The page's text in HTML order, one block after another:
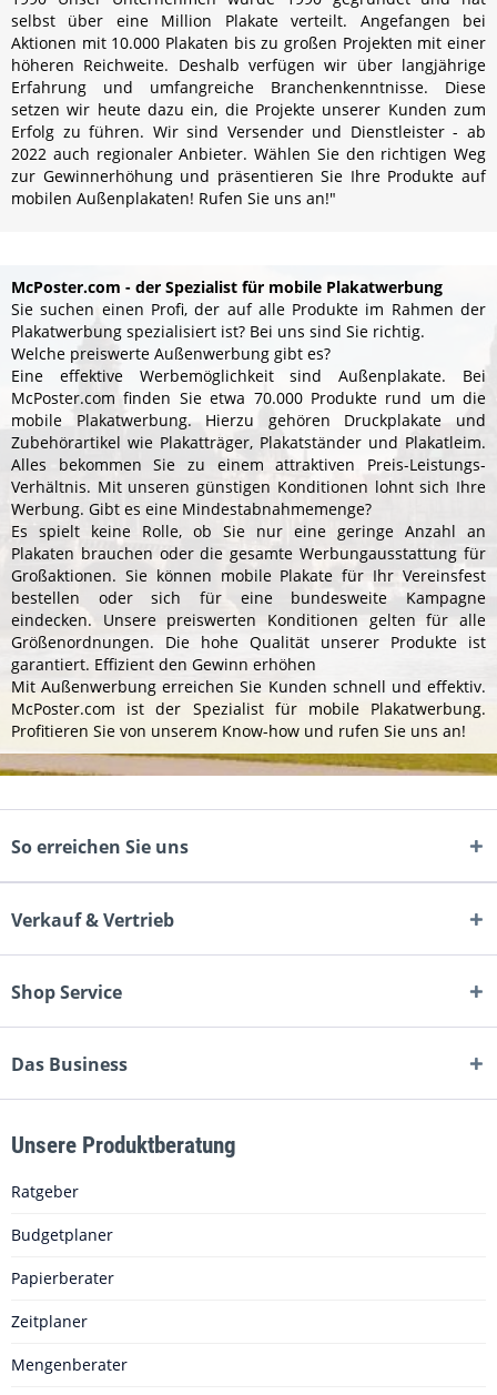
selbst über eine Million Plakate verteilt. Angefangen bei
Aktionen mit 10.000 Plakaten bis zu großen Projekten mit einer
höheren Reichweite. Deshalb verfügen wir über langjährige
Erfahrung und umfangreiche Branchenkenntnisse. Diese
setzen wir heute dazu ein, die Projekte unserer Kunden zum
Erfolg zu führen. Wir sind Versender und Dienstleister - ab
2022 auch regionaler Anbieter. Wählen Sie den richtigen Weg
zur Gewinnerhöhung und präsentieren Sie Ihre Produkte auf
mobilen Außenplakaten! Rufen Sie uns an!"
McPoster.com - der Spezialist für mobile Plakatwerbung
Sie suchen einen Profi, der auf alle Produkte im Rahmen der
Plakatwerbung spezialisiert ist? Bei uns sind Sie richtig.
Welche preiswerte Außenwerbung gibt es?
Eine effektive Werbemöglichkeit sind Außenplakate. Bei
McPoster.com finden Sie etwa 70.000 Produkte rund um die
mobile Plakatwerbung. Hierzu gehören Druckplakate und
Zubehörartikel wie Plakatträger, Plakatständer und Plakatleim.
Alles bekommen Sie zu einem attraktiven Preis-Leistungs-
Verhältnis. Mit unseren günstigen Konditionen lohnt sich Ihre
Werbung. Gibt es eine Mindestabnahmemenge?
Es spielt keine Rolle, ob Sie nur eine geringe Anzahl an
Plakaten brauchen oder die gesamte Werbungausstattung für
Großaktionen. Sie können mobile Plakate für Ihr Vereinsfest
bestellen oder sich für eine bundesweite Kampagne
eindecken. Unsere preiswerten Konditionen gelten für alle
Größenordnungen. Die hohe Qualität unserer Produkte ist
garantiert. Effizient den Gewinn erhöhen
Mit Außenwerbung erreichen Sie Kunden schnell und effektiv.
McPoster.com ist der Spezialist für mobile Plakatwerbung.
Profitieren Sie von unserem Know-how und rufen Sie uns an!
So erreichen Sie uns
Verkauf & Vertrieb
Shop Service
Das Business
Unsere Produktberatung
Ratgeber
Budgetplaner
Papierberater
Zeitplaner
Mengenberater